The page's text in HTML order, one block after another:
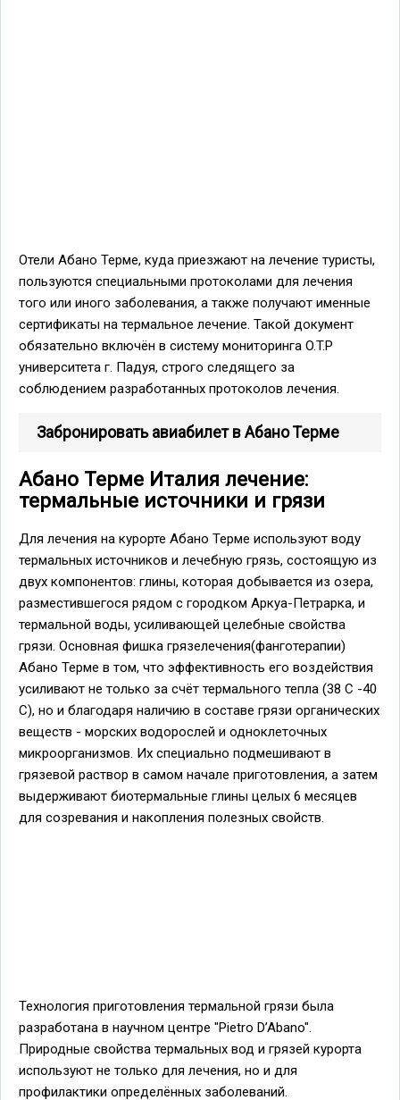
Отели Абано Терме, куда приезжают на лечение туристы,
пользуются специальными протоколами для лечения
того или иного заболевания, а также получают именные
сертификаты на термальное лечение. Такой документ
обязательно включён в систему мониторинга O.T.P
университета г. Падуя, строго следящего за
соблюдением разработанных протоколов лечения.
Забронировать авиабилет в Абано Терме
Абано Терме Италия лечение:
термальные источники и грязи
Для лечения на курорте Абано Терме используют воду
термальных источников и лечебную грязь, состоящую из
двух компонентов: глины, которая добывается из озера,
разместившегося рядом с городком Аркуа-Петрарка, и
термальной воды, усиливающей целебные свойства
грязи. Основная фишка грязелечения(фанготерапии)
Абано Терме в том, что эффективность его воздействия
усиливают не только за счёт термального тепла (38 С -40
С), но и благодаря наличию в составе грязи органических
веществ - морских водорослей и одноклеточных
микроорганизмов. Их специально подмешивают в
грязевой раствор в самом начале приготовления, а затем
выдерживают биотермальные глины целых 6 месяцев
для созревания и накопления полезных свойств.
Технология приготовления термальной грязи была
разработана в научном центре "Pietro D’Abano".
Природные свойства термальных вод и грязей курорта
используют не только для лечения, но и для
профилактики определённых заболеваний.